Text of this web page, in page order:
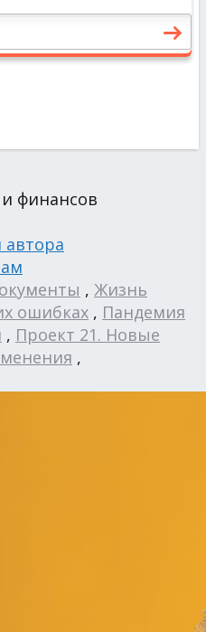
финансов
автора
, Жизнь
ошибках , Пандемия
, Проект 21. Новые
,